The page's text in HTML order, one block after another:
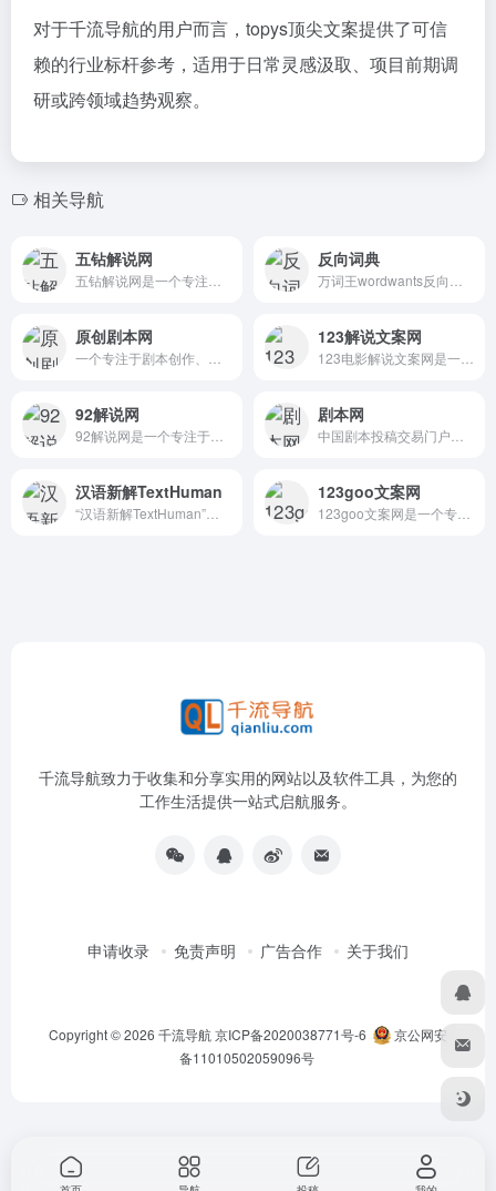
对于千流导航的用户而言，topys顶尖文案提供了可信
赖的行业标杆参考，适用于日常灵感汲取、项目前期调
研或跨领域趋势观察。
相关导航
五钻解说网 反向词典
原创剧本网 123解说文案网
92解说网 剧本网
汉语新解TextHuman 123goo文案网
千流导航致力于收集和分享实用的网站以及软件工具，为您的
工作生活提供一站式启航服务。
申请收录 免责声明 广告合作 关于我们
Copyright © 2026 千流导航京ICP备2020038771号-6
京公网安
备11010502059096号